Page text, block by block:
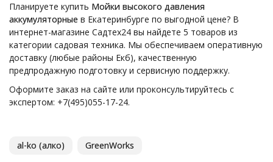
Планируете купить Мойки высокого давления
аккумуляторные в Екатеринбурге по выгодной цене? В
интернет-магазине Садтех24 вы найдете 5 товаров из
категории садовая техника. Мы обеспечиваем оперативную
доставку (любые районы Екб), качественную
предпродажную подготовку и сервисную поддержку.
Оформите заказ на сайте или проконсультируйтесь с
экспертом: +7(495)055-17-24.
al-ko (алко) GreenWorks